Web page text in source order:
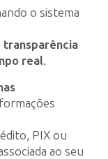
o sistema
transparência
real.
PIX ou
ao seu